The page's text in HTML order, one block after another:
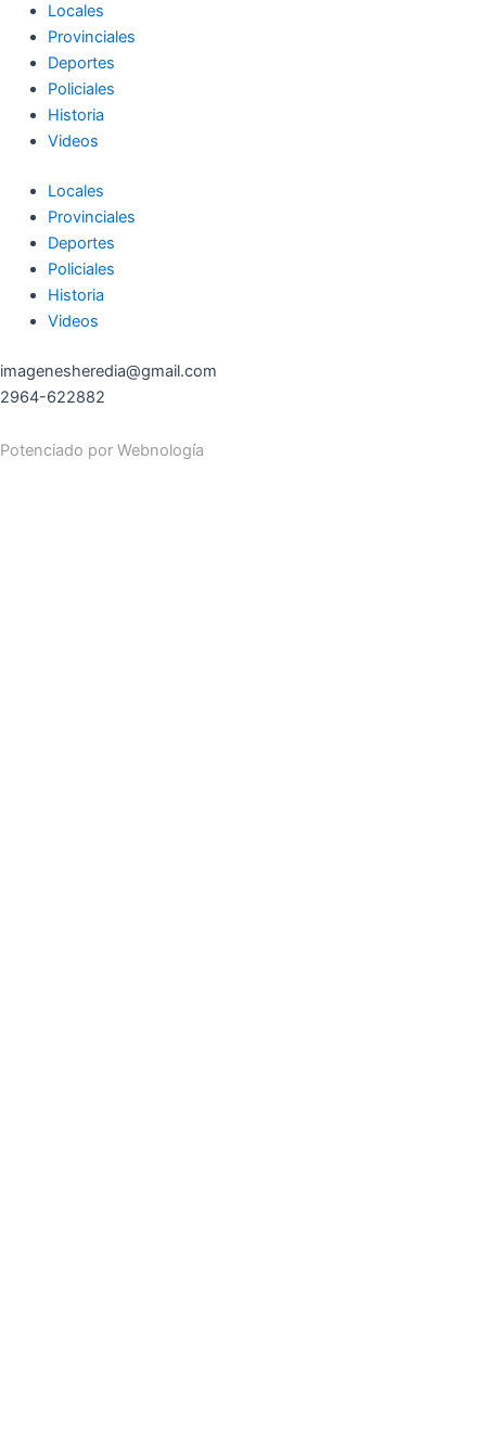
Locales
Provinciales
Deportes
Policiales
Historia
Videos
Locales
Provinciales
Deportes
Policiales
Historia
Videos
imagenesheredia@gmail.com
2964-622882
Potenciado por Webnología